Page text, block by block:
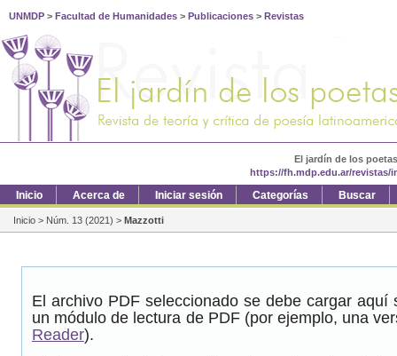
UNMDP > Facultad de Humanidades > Publicaciones > Revistas
El jardín de los
https://fh.mdp.edu.ar/revistas/
Inicio Acerca de Iniciar sesión Categorías Buscar
Inicio > Núm. 13 (2021) > Mazzotti
El archivo PDF seleccionado se debe cargar
un módulo de lectura de PDF (por ejemplo, una
Reader).